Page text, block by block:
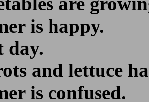
is happy.
day.
and lettuce
is confused.